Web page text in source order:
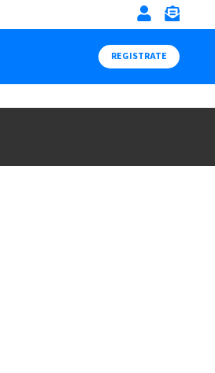
REGISTRATE